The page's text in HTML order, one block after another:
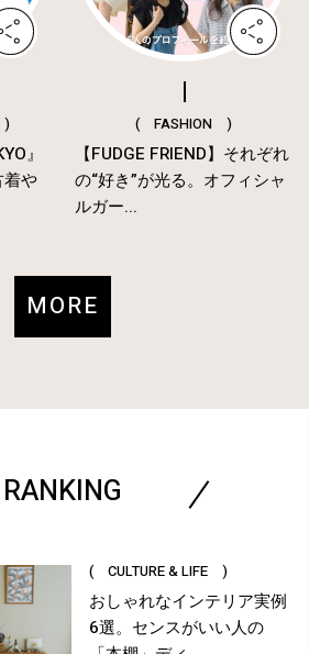
)
』
や
( FASHION )
【FUDGE FRIEND】それぞれ
の“好き”が光る。オフィシャ
ルガー...
MORE
RANKING
( CULTURE & LIFE )
おしゃれなインテリア実例
6選。センスがいい人の